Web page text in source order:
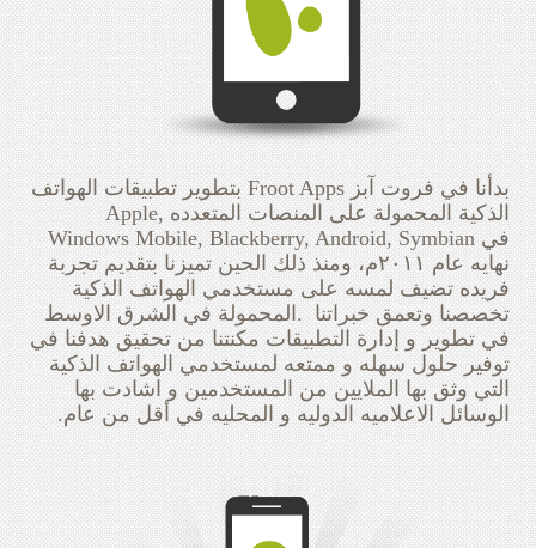
بدأنا في فروت آبز Froot Apps بتطوير تطبيقات الهواتف
الذكية المحمولة على المنصات المتعدده ‪Apple,
Windows Mobile, Blackberry, Android, Symbian في
نهايه عام ٢٠١١م، ومنذ ذلك الحين تميزنا بتقديم تجربة
فريده تضيف لمسه على مستخدمي الهواتف الذكية
المحمولة في الشرق الاوسط.‪ ‬ تخصصنا وتعمق خبراتنا
في تطوير و إدارة ‫التطبيقات مكنتنا من تحقيق هدفنا في
توفير حلول سهله و ممتعه لمستخدمي الهواتف الذكية
التي وثق بها الملايين من المستخدمين و اشادت بها
الوسائل الاعلاميه الدوليه و المحليه في أقل من عام.